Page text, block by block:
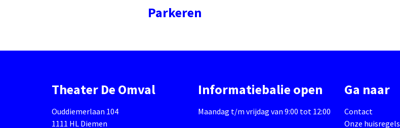
Parkeren
Theater De Omval
Ouddiemerlaan 104
1111 HL Diemen
Informatiebalie open
Maandag t/m vrijdag van 9:00 tot 12:00
Ga naar
Contact
Onze huisregels